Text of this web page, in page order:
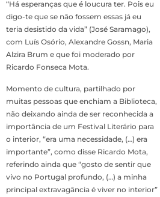
“Há esperanças que é loucura ter. Pois eu
digo-te que se não fossem essas já eu
teria desistido da vida” (José Saramago),
com Luís Osório, Alexandre Gossn, Maria
Alzira Brum e que foi moderado por
Ricardo Fonseca Mota.
Momento de cultura, partilhado por
muitas pessoas que enchiam a Biblioteca,
não deixando ainda de ser reconhecida a
importância de um Festival Literário para
o interior, “era uma necessidade, (…) era
importante”, como disse Ricardo Mota,
referindo ainda que “gosto de sentir que
vivo no Portugal profundo, (…) a minha
principal extravagância é viver no interior”